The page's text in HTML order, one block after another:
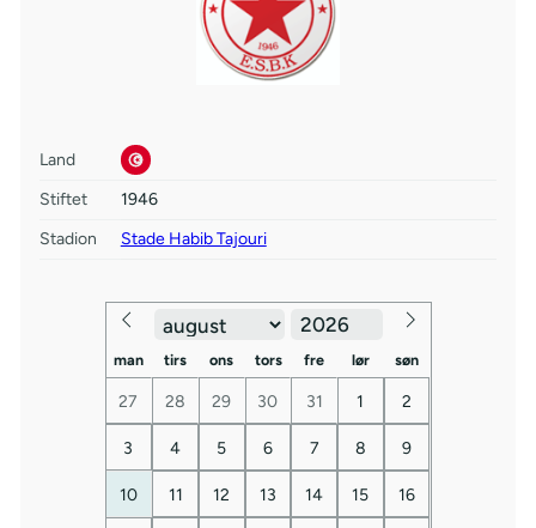
Land
Stiftet
1946
Stadion
Stade Habib Tajouri
man tirs ons tors fre lør søn
27 28 29 30 31 1 2
3 4 5 6 7 8 9
10 11 12 13 14 15 16